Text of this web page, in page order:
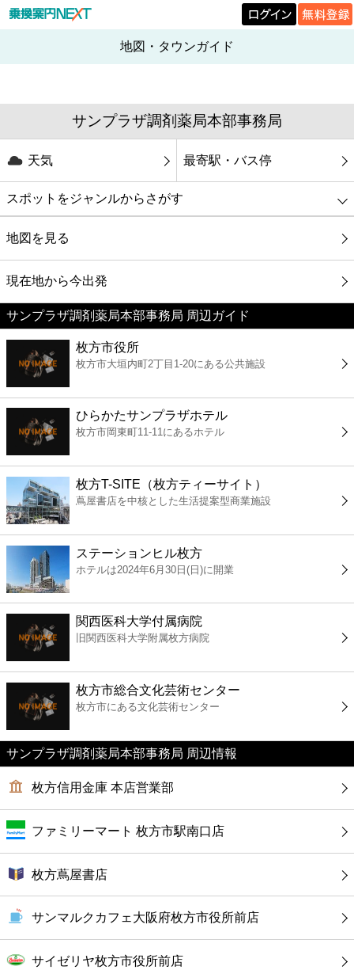
地図・タウンガイド
サンプラザ調剤薬局本部事務局
天気 最寄駅・バス停
スポットをジャンルからさがす
グルメ
映画
美容
コンビニ
薬局
スーパー
エンタメ
レジャー
書店
ファミレス
ファーストフード
カフェ
ショッピング
銀行
公共
病院
ホテル
地図を見る
現在地から今出発
サンプラザ調剤薬局本部事務局 周辺ガイド
枚方市役所
枚方市大垣内町2丁目1-20にある公共施設
ひらかたサンプラザホテル
枚方市岡東町11-11にあるホテル
枚方T-SITE（枚方ティーサイト）
蔦屋書店を中核とした生活提案型商業施設
ステーションヒル枚方
ホテルは2024年6月30日(日)に開業
関西医科大学付属病院
旧関西医科大学附属枚方病院
枚方市総合文化芸術センター
枚方市にある文化芸術センター
サンプラザ調剤薬局本部事務局 周辺情報
枚方信用金庫 本店営業部
ファミリーマート 枚方市駅南口店
枚方蔦屋書店
サンマルクカフェ大阪府枚方市役所前店
サイゼリヤ枚方市役所前店